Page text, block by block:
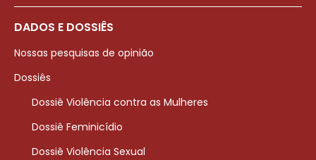
DADOS E DOSSIÊS
Nossas pesquisas de opinião
Dossiês
Dossiê Violência contra as Mulheres
Dossiê Feminicídio
Dossiê Violência Sexual